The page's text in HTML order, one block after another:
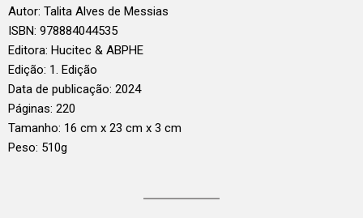
Autor: Talita Alves de Messias
ISBN: 978884044535
Editora: Hucitec & ABPHE
Edição: 1. Edição
Data de publicação: 2024
Páginas: 220
Tamanho: 16 cm x 23 cm x 3 cm
Peso: 510g